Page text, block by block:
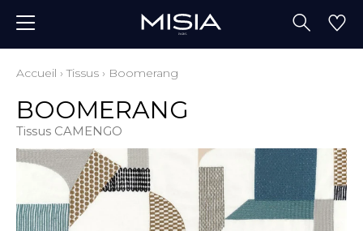
Accueil ›Tissus › Boomerang
BOOMERANG
Tissus CAMENGO